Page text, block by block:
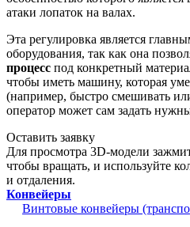
атаки лопаток на валах.
Эта регулировка является
оборудования, так как она
процесс под конкретный
чтобы иметь машину, которая
(например, быстро смешивать
оператор может сам задать
Оставить заявку
Для просмотра 3D-модели
чтобы вращать, и используйте
и отдаления.
Конвейеры
Винтовые конвейеры